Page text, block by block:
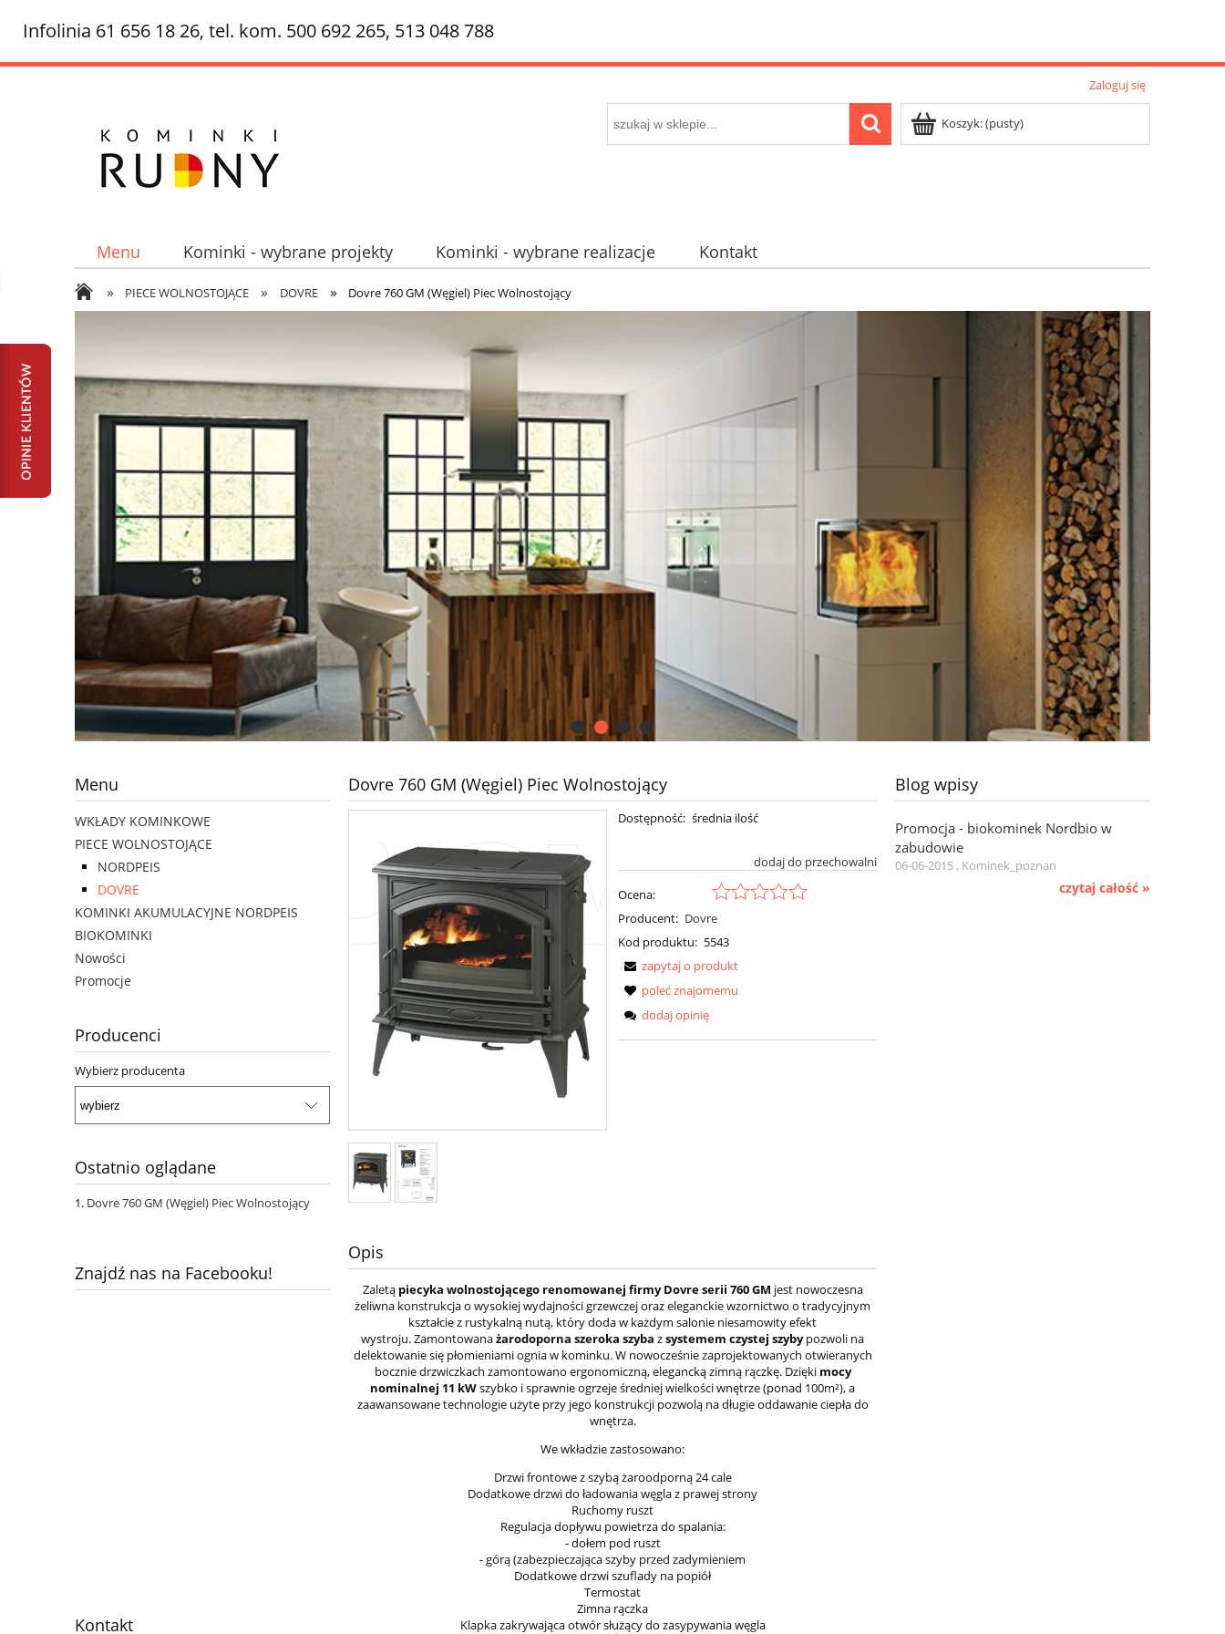
Infolinia 61 656 18 26, tel. kom. 500 692 265, 513 048 788
Zaloguj się
Koszyk:(pusty)
Menu Kominki - wybrane projekty Kominki - wybrane realizacje
Kontakt
Ciepłe kominki - kominki akumulacyjne, piecokominki
Mapa dojazdu
» PIECE WOLNOSTOJĄCE » DOVRE » Dovre 760 GM (Węgiel) Piec Wolnostojący
Menu
WKŁADY KOMINKOWE
PIECE WOLNOSTOJĄCE
NORDPEIS
DOVRE
KOMINKI AKUMULACYJNE NORDPEIS
BIOKOMINKI
Nowości
Promocje
Producenci
Wybierz producenta
Ostatnio oglądane
Dovre 760 GM (Węgiel) Piec Wolnostojący
Znajdź nas na Facebooku!
Kontakt
Dovre 760 GM (Węgiel) Piec Wolnostojący
Dostępność: średnia ilość
dodaj do przechowalni
Ocena:
Producent: Dovre
Kod produktu: 5543
zapytaj o produkt
poleć znajomemu
dodaj opinię
Opis
Zaletąpiecyka wolnostojącego renomowanej firmy Dovre serii 760 GM jest nowoczesna
żeliwna konstrukcja o wysokiej wydajności grzewczej oraz eleganckie wzornictwo o tradycyjnym
kształcie z rustykalną nutą, który doda w każdym salonie niesamowity efekt
wystroju. Zamontowanażarodoporna szeroka szyba zsystemem czystej szybypozwoli na
delektowanie się płomieniami ognia w kominku. W nowocześnie zaprojektowanych otwieranych
bocznie drzwiczkach zamontowano ergonomiczną, elegancką zimną rączkę. Dzięki mocy
nominalnej 11 kWszybko i sprawnie ogrzeje średniej wielkości wnętrze (ponad 100m²), a
zaawansowane technologie użyte przy jego konstrukcji pozwolą na długie oddawanie ciepła do
wnętrza.
We wkładzie zastosowano:
Drzwi frontowe z szybą żaroodporną 24 cale
Dodatkowe drzwi do ładowania węgla z prawej strony
Ruchomy ruszt
Regulacja dopływu powietrza do spalania:
- dołem pod ruszt
- górą (zabezpieczająca szyby przed zadymieniem
Dodatkowe drzwi szuflady na popiół
Termostat
Zimna rączka
Klapka zakrywająca otwór służący do zasypywania węgla
Blog wpisy
Promocja - biokominek Nordbio w
zabudowie
06-06-2015 , Kominek_poznan
czytaj całość »